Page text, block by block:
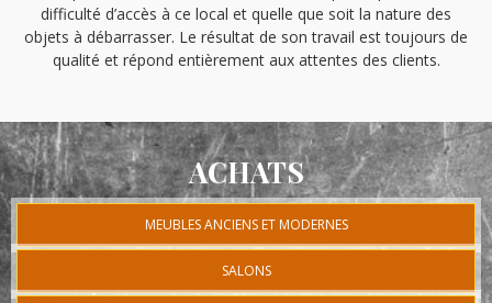
difficulté d’accès à ce local et quelle que soit la nature des
objets à débarrasser. Le résultat de son travail est toujours de
qualité et répond entièrement aux attentes des clients.
ACHATS
MEUBLES ANCIENS ET MODERNES
SALONS